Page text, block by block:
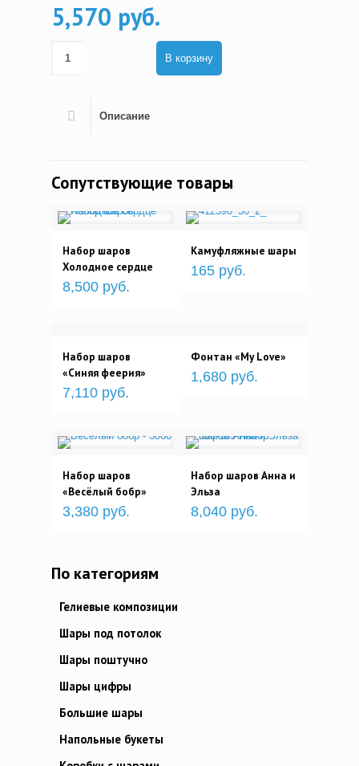
5,570 руб.
В корзину
Описание
Сопутствующие товары
Набор шаров
Холодное сердце
8,500 руб.
Камуфляжные шары
165 руб.
Набор шаров
«Синяя феерия»
7,110 руб.
Фонтан «My Love»
1,680 руб.
Набор шаров
«Весёлый бобр»
3,380 руб.
Набор шаров Анна и
Эльза
8,040 руб.
По категориям
Гелиевые композиции
Шары под потолок
Шары поштучно
Шары цифры
Большие шары
Напольные букеты